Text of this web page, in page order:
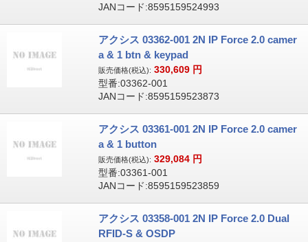
JANコード:8595159524993
アクシス 03362-001 2N IP Force 2.0 camer
a & 1 btn & keypad
販売価格(税込): 330,609 円
型番:03362-001
JANコード:8595159523873
アクシス 03361-001 2N IP Force 2.0 camer
a & 1 button
販売価格(税込): 329,084 円
型番:03361-001
JANコード:8595159523859
アクシス 03358-001 2N IP Force 2.0 Dual
RFID-S & OSDP